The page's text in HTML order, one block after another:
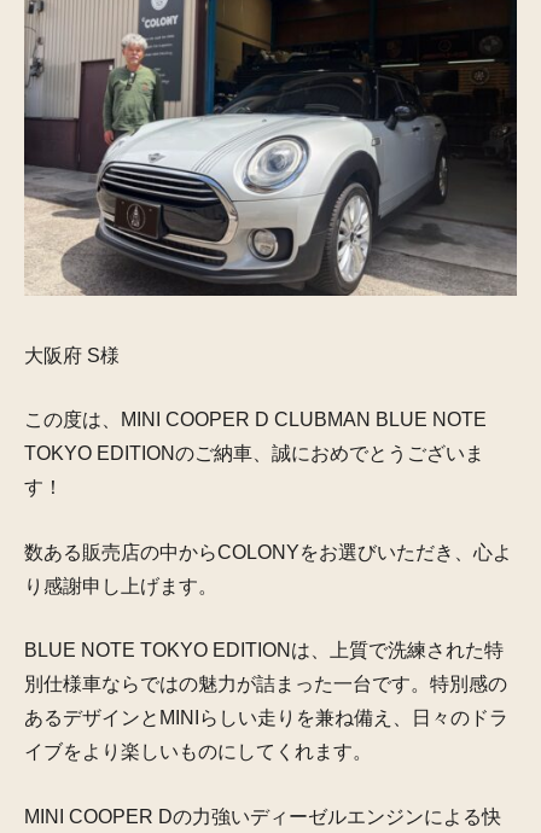
大阪府 S様
この度は、MINI COOPER D CLUBMAN BLUE NOTE
TOKYO EDITIONのご納車、誠におめでとうございま
す！
数ある販売店の中からCOLONYをお選びいただき、心よ
り感謝申し上げます。
BLUE NOTE TOKYO EDITIONは、上質で洗練された特
別仕様車ならではの魅力が詰まった一台です。特別感の
あるデザインとMINIらしい走りを兼ね備え、日々のドラ
イブをより楽しいものにしてくれます。
MINI COOPER Dの力強いディーゼルエンジンによる快